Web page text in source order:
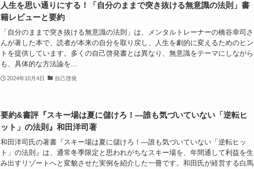
人生を思い通りにする！「自分のままで突き抜ける無意識の法則」書
籍レビューと要約
「自分のままで突き抜ける無意識の法則」は、メンタルトレーナーの橋谷幸司さ
んが著した本で、読者が本来の自分を取り戻し、人生を劇的に変えるためのヒン
トを提供しています。多くの自己啓発書とは異なり、無意識をテーマにしながら
も、具体的な方法論を...
2024年10月4日 自己啓発
要約&書評『スキー場は夏に儲けろ！―誰も気づいていない「逆転ヒ
ット」の法則』和田洋司著
和田洋司氏の著書『スキー場は夏に儲けろ！―誰も気づいていない「逆転ヒッ
ト」の法則』は、通常冬季限定と思われがちなスキー場を、年間通して利益を生
み出すリゾートへと変貌させた実例を紹介した一冊です。和田氏が経営する白馬